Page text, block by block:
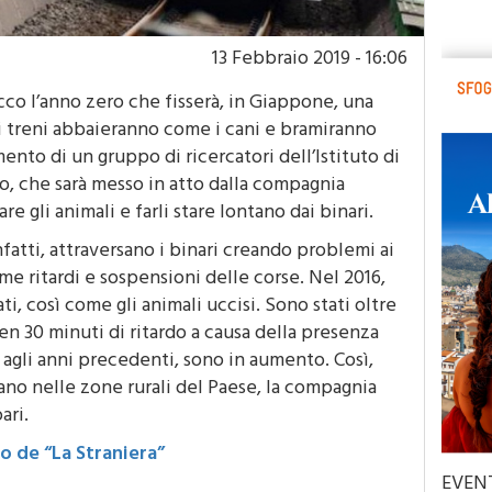
13 Febbraio 2019 - 16:06
l’anno zero che fisserà, in Giappone, una
abbaieranno come i cani e bramiranno
di un gruppo di ricercatori dell’Istituto di
sarà messo in atto dalla compagnia
gli animali e farli stare lontano dai binari.
attraversano i binari creando problemi ai
ritardi e sospensioni delle corse. Nel 2016,
così come gli animali uccisi. Sono stati oltre
30 minuti di ritardo a causa della presenza
anni precedenti, sono in aumento. Così,
nelle zone rurali del Paese, la compagnia
“La Straniera”